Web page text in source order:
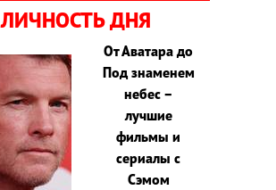
ЛИЧНОСТЬ ДНЯ
От Аватара до
Под знаменем
небес –
лучшие
фильмы и
сериалы с
Сэмом